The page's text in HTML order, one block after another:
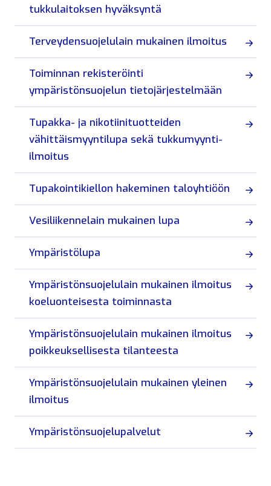
tukkulaitoksen hyväksyntä
Terveydensuojelulain mukainen ilmoitus
Toiminnan rekisteröinti
ympäristönsuojelun tietojärjestelmään
Tupakka- ja nikotiinituotteiden
vähittäismyyntilupa sekä tukkumyynti-
ilmoitus
Tupakointikiellon hakeminen taloyhtiöön
Vesiliikennelain mukainen lupa
Ympäristölupa
Ympäristönsuojelulain mukainen ilmoitus
koeluonteisesta toiminnasta
Ympäristönsuojelulain mukainen ilmoitus
poikkeuksellisesta tilanteesta
Ympäristönsuojelulain mukainen yleinen
ilmoitus
Ympäristönsuojelupalvelut